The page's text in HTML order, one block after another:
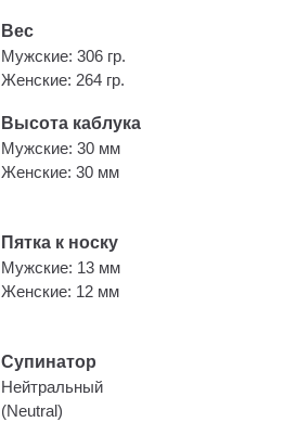
Вес
Мужские: 306 гр.
Женские: 264 гр.
Высота каблука
Мужские: 30 мм
Женские: 30 мм
Пятка к носку
Мужские: 13 мм
Женские: 12 мм
Супинатор
Нейтральный
(Neutral)